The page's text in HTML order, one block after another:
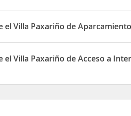
Paxariño permite Otros animales de
el Villa Paxariño de
Paxariño dispone de Aparcamiento
el Villa Paxariño de Acceso a